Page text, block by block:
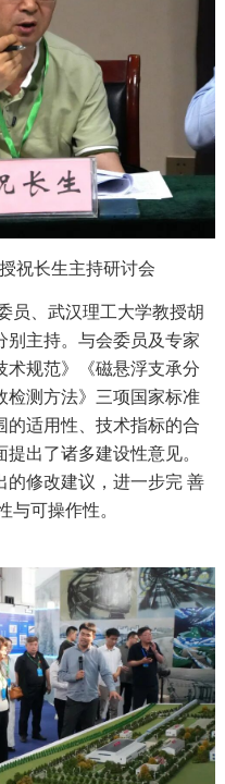
祝长生主持研讨会
、武汉理工大学教授胡
主持。与会委员及专家
规范》《磁悬浮支承分
测方法》三项国家标准
适用性、技术指标的合
出了诸多建设性意见。
修改建议，进一步完 善
可操作性。